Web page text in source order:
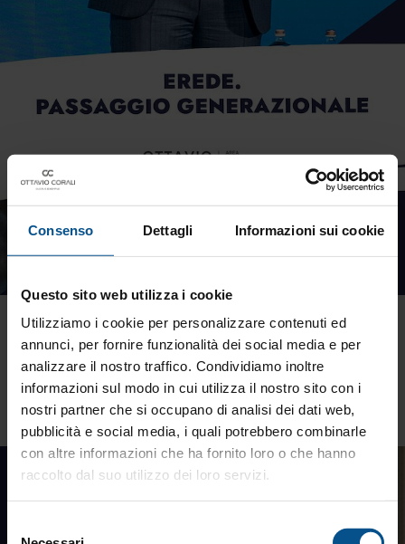
Consenso Dettagli Informazioni sui cookie
Questo sito web utilizza i cookie
Utilizziamo i cookie per personalizzare contenuti ed
annunci, per fornire funzionalità dei social media e per
analizzare il nostro traffico. Condividiamo inoltre
informazioni sul modo in cui utilizza il nostro sito con i
nostri partner che si occupano di analisi dei dati web,
pubblicità e social media, i quali potrebbero combinarle
con altre informazioni che ha fornito loro o che hanno
raccolto dal suo utilizzo dei loro servizi.
Erede: passaggio generazionale
Conoscere l'intero nucleo familiare è l'unico modo per offrire
una consulenza di valore che integri il patrimonio con i reali
progetti di vita del cliente.